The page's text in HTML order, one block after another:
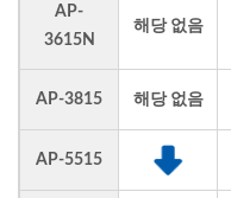
AP-
3615N
해당 없음
AP-3815 해당 없음
AP-5515